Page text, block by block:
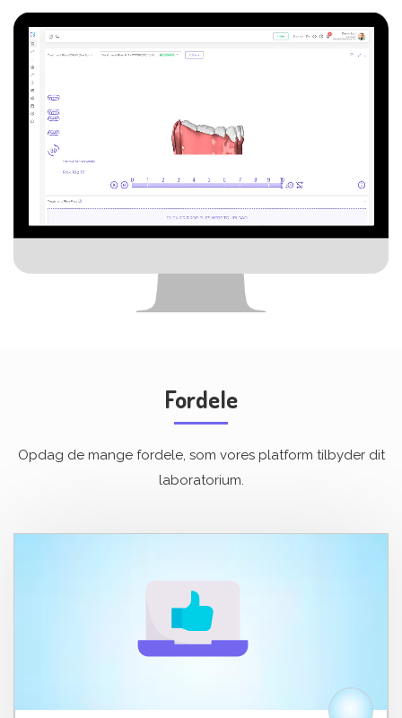
Fordele
Opdag de mange fordele, som vores platform tilbyder dit
laboratorium.